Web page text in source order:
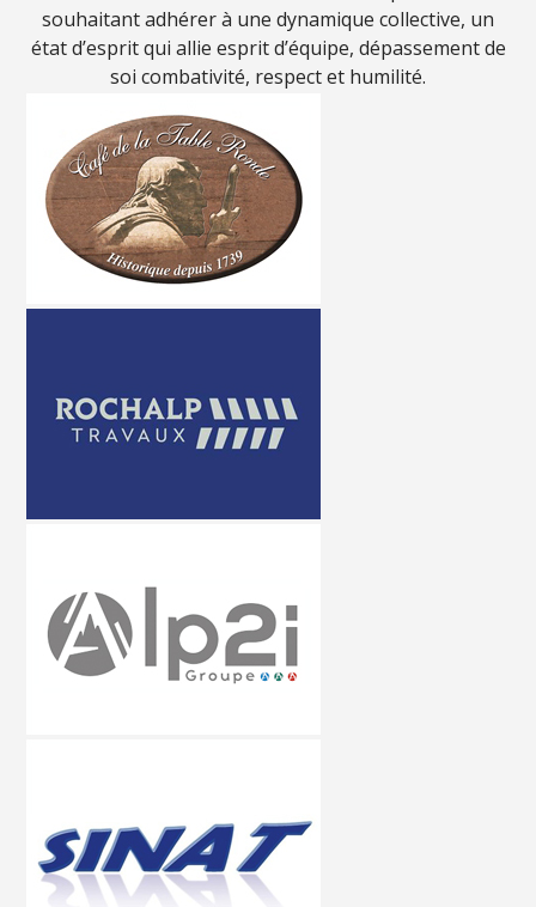
souhaitant adhérer à une dynamique collective, un
état d’esprit qui allie esprit d’équipe, dépassement de
soi combativité, respect et humilité.